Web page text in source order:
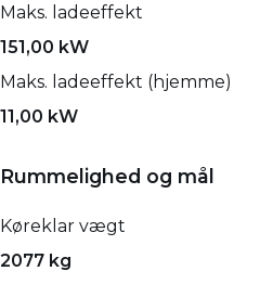
Maks. ladeeffekt
151,00 kW
Maks. ladeeffekt (hjemme)
11,00 kW
Rummelighed og mål
Køreklar vægt
2077 kg